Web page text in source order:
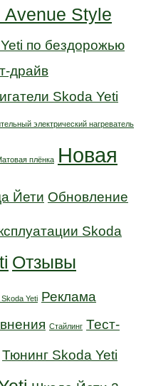
Avenue Style
по бездорожью
драйв
Skoda Yeti
электрический нагреватель
плёнка Новая
Йети Обновление
Skoda
Отзывы
Yeti Реклама
Стайлинг Тест-
Тюнинг Skoda Yeti